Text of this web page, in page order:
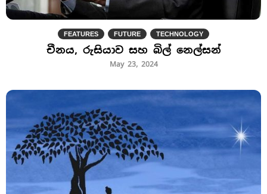
FEATURES FUTURE TECHNOLOGY
චීනය, රුසියාව සහ බිල් නෙල්සන්
May 23, 2024